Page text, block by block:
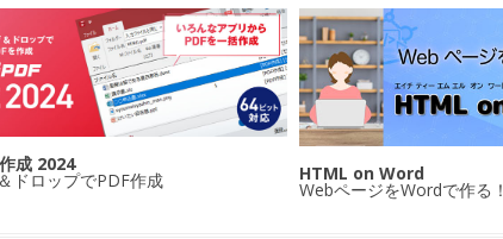
成 2024
ドロップでPDF作成 HTML on Word
WebページをWordで作る！